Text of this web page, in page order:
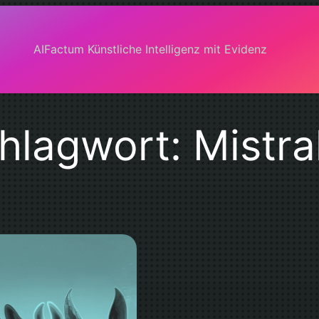
AIFactum Künstliche Intelligenz mit Evidenz